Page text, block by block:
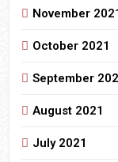
November
October 2021
September
August 2021
July 2021